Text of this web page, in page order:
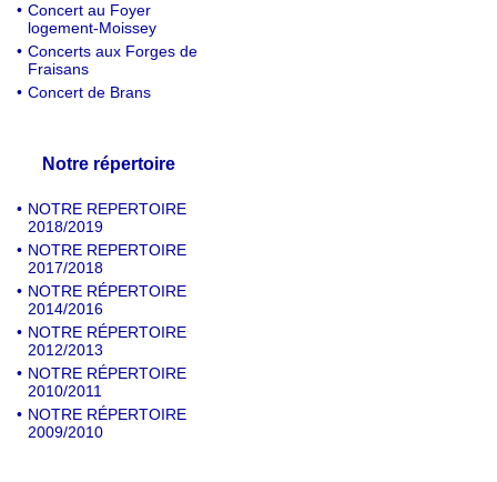
• Concert au Foyer
logement-Moissey
• Concerts aux Forges de
Fraisans
• Concert de Brans
Notre répertoire
• NOTRE REPERTOIRE
2018/2019
• NOTRE REPERTOIRE
2017/2018
• NOTRE RÉPERTOIRE
2014/2016
• NOTRE RÉPERTOIRE
2012/2013
• NOTRE RÉPERTOIRE
2010/2011
• NOTRE RÉPERTOIRE
2009/2010